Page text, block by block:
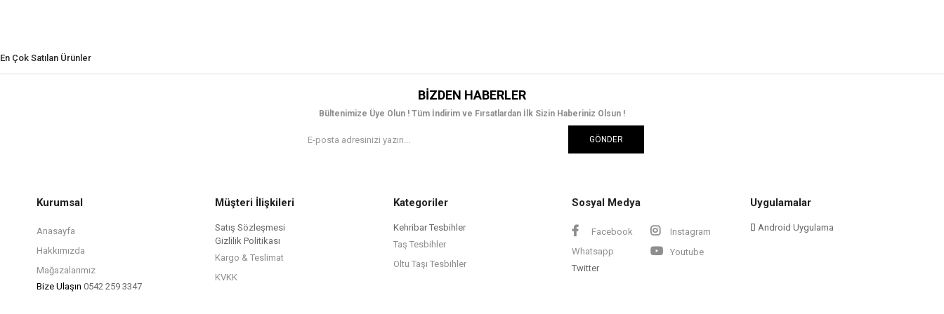
En Çok Satılan Ürünler
BIZDEN HABERLER
Bültenimize Üye Olun ! Tüm İndirim ve Fırsatlardan İlk Sizin Haberiniz Olsun !
GÖNDER
Kurumsal
Anasayfa
Hakkımızda
Mağazalarımız
Bize Ulaşın 0542 259 3347
Müşteri İlişkileri
Satış Sözleşmesi
Gizlilik Politikası
Kargo & Teslimat
KVKK
Kategoriler
Kehribar Tesbihler
Taş Tesbihler
Oltu Taşı Tesbihler
Sosyal Medya
Facebook
Instagram
Whatsapp
Youtube
Twitter
Uygulamalar
Android Uygulama